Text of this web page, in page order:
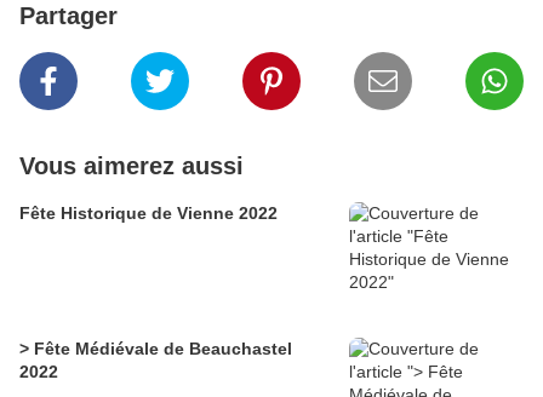
Partager
Vous aimerez aussi
Fête Historique de Vienne 2022
> Fête Médiévale de Beauchastel
2022